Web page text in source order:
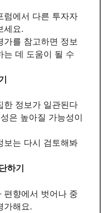
럼에서 다른 투자자
세요.
가를 참고하면 정보
는 데 도움이 될 수
한 정보가 일관된다
은 높아질 가능성이
보는 다시 검토해봐
하기
편향에서 벗어나 중
가해요.